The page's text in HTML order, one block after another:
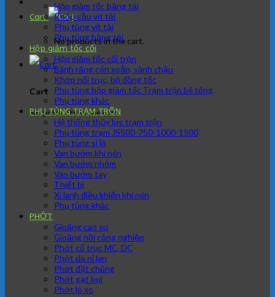
Cart
No products in the cart.
Cart
No products in the cart.
Hộp giảm tốc băng tải
Khớp cầu vít tải
Phụ tùng vít tải
Phụ tùng băng tải
Hộp giảm tốc cối
Hộp giảm tốc cối trộn
Bánh răng côn xoắn, vành chậu
Khớp nối trục, bộ đồng tốc
Phụ tùng hộp giảm tốc Trạm trộn bê tông
Phụ tùng khác
PHỤ TÙNG TRẠM TRÔN
Hệ thống thủy lực trạm trộn
Phụ tùng trạm JS500-750-1000-1500
Phụ tùng si lô
Van bướm khí nén
Van bướm nhôm
Van bướm tay
Thiết bị
Xi lanh điều khiển khí nén
Phụ tùng khác
PHỚT
Gioăng cao su
Gioăng nồi công nghiệp
Phớt cổ trục MC, DC
Phớt dạ nỉ len
Phớt đặt chủng
Phớt gạt bụi
Phớt lò xo